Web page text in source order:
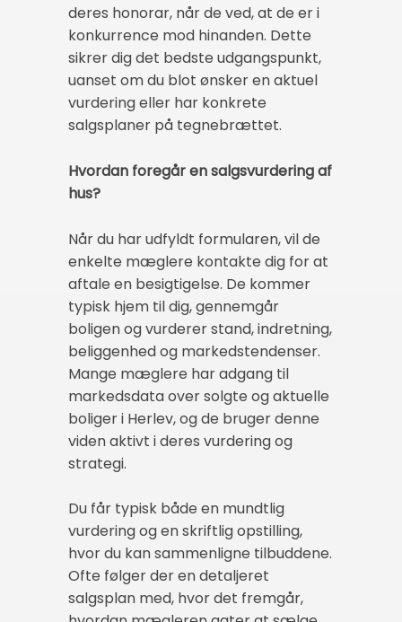
deres honorar, når de ved, at de er i
konkurrence mod hinanden. Dette
sikrer dig det bedste udgangspunkt,
uanset om du blot ønsker en aktuel
vurdering eller har konkrete
salgsplaner på tegnebrættet.
Hvordan foregår en salgsvurdering af
hus?
Når du har udfyldt formularen, vil de
enkelte mæglere kontakte dig for at
aftale en besigtigelse. De kommer
typisk hjem til dig, gennemgår
boligen og vurderer stand, indretning,
beliggenhed og markedstendenser.
Mange mæglere har adgang til
markedsdata over solgte og aktuelle
boliger i Herlev, og de bruger denne
viden aktivt i deres vurdering og
strategi.
Du får typisk både en mundtlig
vurdering og en skriftlig opstilling,
hvor du kan sammenligne tilbuddene.
Ofte følger der en detaljeret
salgsplan med, hvor det fremgår,